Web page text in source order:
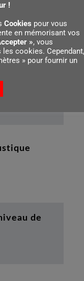
mesuré
de
!
Cookies pour vous
en mémorisant vos
», vous
cookies. Cependant,
» pour fournir un